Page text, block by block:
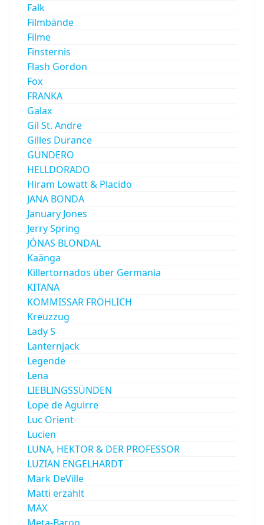
Falk
Filmbände
Filme
Finsternis
Flash Gordon
Fox
FRANKA
Galax
Gil St. Andre
Gilles Durance
GUNDERO
HELLDORADO
Hiram Lowatt & Placido
JANA BONDA
January Jones
Jerry Spring
JÓNAS BLONDAL
Kaänga
Killertornados über Germania
KITANA
KOMMISSAR FRÖHLICH
Kreuzzug
Lady S
Lanternjack
Legende
Lena
LIEBLINGSSÜNDEN
Lope de Aguirre
Luc Orient
Lucien
LUNA, HEKTOR & DER PROFESSOR
LUZIAN ENGELHARDT
Mark DeVille
Matti erzählt
MÄX